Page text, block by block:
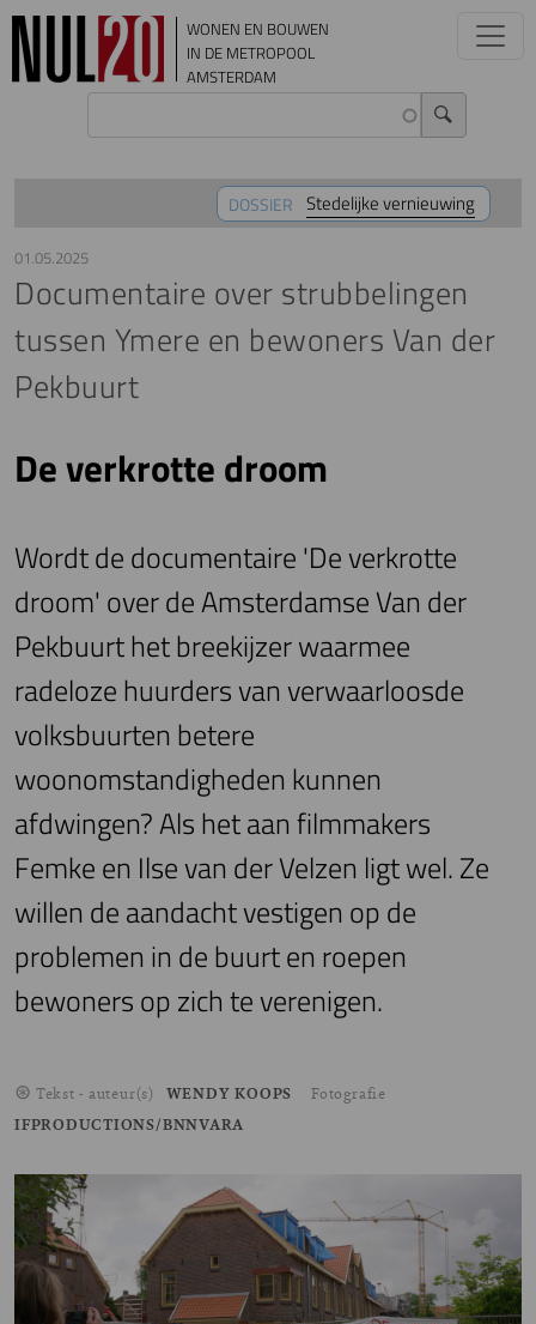
Overslaan en naar de inhoud gaan
WONEN EN BOUWEN
IN DE METROPOOL
AMSTERDAM
DOSSIER Stedelijke vernieuwing
01.05.2025
Documentaire over strubbelingen
tussen Ymere en bewoners Van der
Pekbuurt
De verkrotte droom
Wordt de documentaire 'De verkrotte
droom' over de Amsterdamse Van der
Pekbuurt het breekijzer waarmee
radeloze huurders van verwaarloosde
volksbuurten betere
woonomstandigheden kunnen
afdwingen? Als het aan filmmakers
Femke en Ilse van der Velzen ligt wel. Ze
willen de aandacht vestigen op de
problemen in de buurt en roepen
bewoners op zich te verenigen.
Tekst - auteur(s) WENDY KOOPS
Fotografie
IFPRODUCTIONS/BNNVARA
Image